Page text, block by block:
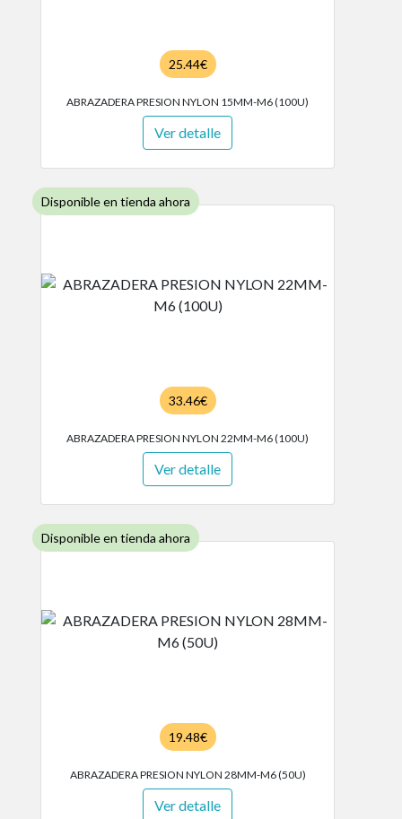
25.44€
ABRAZADERA PRESION NYLON 15MM-M6 (100U)
Ver detalle
Disponible en tienda ahora
33.46€
ABRAZADERA PRESION NYLON 22MM-M6 (100U)
Ver detalle
Disponible en tienda ahora
19.48€
ABRAZADERA PRESION NYLON 28MM-M6 (50U)
Ver detalle